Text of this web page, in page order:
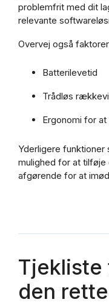
problemfrit med dit
relevante
Overvej også
Batterilevetid
Trådløs
Ergonomi for
Yderligere
mulighed for at
afgørende for at
den